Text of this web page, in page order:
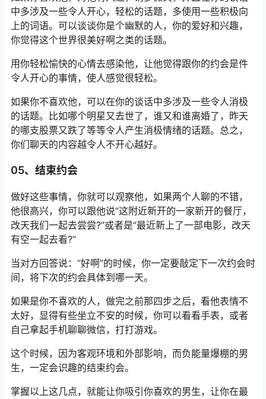
中多涉及一些令人开心，轻松的话题，多使用一些积极向
上的词语。可以谈谈你是个幽默的人，你的爱好和兴趣，
你觉得这个世界很美好啊之类的话题。
用你轻松愉快的心情去感染他，让他觉得跟你的约会是件
令人开心的事情，使人感觉很轻松。
如果你不喜欢他，可以在你的谈话中多涉及一些令人消极
的话题。比如哪个明星又去世了，谁又和谁离婚了，昨天
的哪支股票又跌了等等令人产生消极情绪的话题。总之，
你们聊天的内容越令人不开心越好。
05、结束约会
做好这些事情，你就可以观察他，如果两个人聊的不错，
他很高兴，你可以跟他说“这附近新开的一家新开的餐厅，
改天我们一起去尝尝?”或者是“最近新上了一部电影，改天
有空一起去看?”
当对方回答说：“好啊”的时候，你一定要敲定下一次约会时
间，将下次的约会具体到哪一天。
如果是你不喜欢的人，做完之前那四步之后，看他表情不
太好，显得有些坐立不安的时候，你可以看看手表，或者
自己拿起手机聊聊微信，打打游戏。
这个时候，因为客观环境和外部影响，而负能量爆棚的男
生，一定会识趣的结束约会。
掌握以上这几点，就能让你吸引你喜欢的男生，让你在最